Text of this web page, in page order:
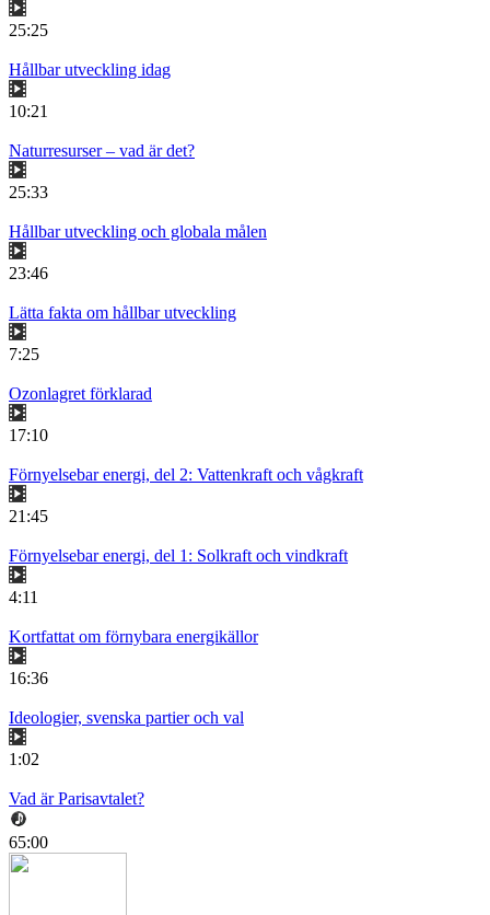
25:25
Hållbar utveckling idag
10:21
Naturresurser – vad är det?
25:33
Hållbar utveckling och globala målen
23:46
Lätta fakta om hållbar utveckling
7:25
Ozonlagret förklarad
17:10
Förnyelsebar energi, del 2: Vattenkraft och vågkraft
21:45
Förnyelsebar energi, del 1: Solkraft och vindkraft
4:11
Kortfattat om förnybara energikällor
16:36
Ideologier, svenska partier och val
1:02
Vad är Parisavtalet?
65:00